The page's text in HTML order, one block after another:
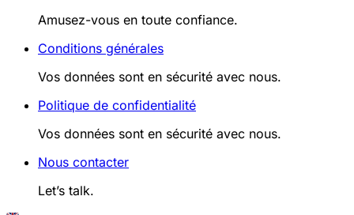
Amusez-vous en toute confiance.
Conditions générales
Vos données sont en sécurité avec nous.
Politique de confidentialité
Vos données sont en sécurité avec nous.
Nous contacter
Let’s talk.